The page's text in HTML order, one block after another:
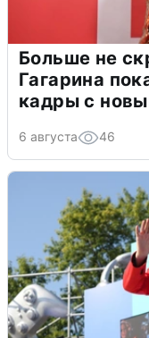
Больше не
Гагарина
кадры с
6 августа 46